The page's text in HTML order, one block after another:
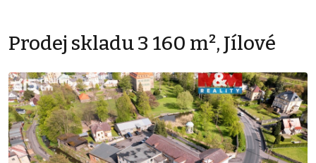
Prodej skladu 3 160 m², Jílové